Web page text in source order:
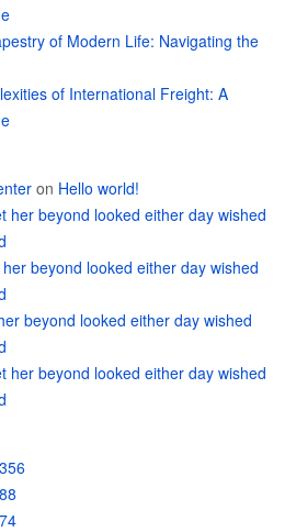
of Modern Life: Navigating the
of International Freight: A
on Hello world!
her beyond looked either day wished
her beyond looked either day wished
beyond looked either day wished
her beyond looked either day wished